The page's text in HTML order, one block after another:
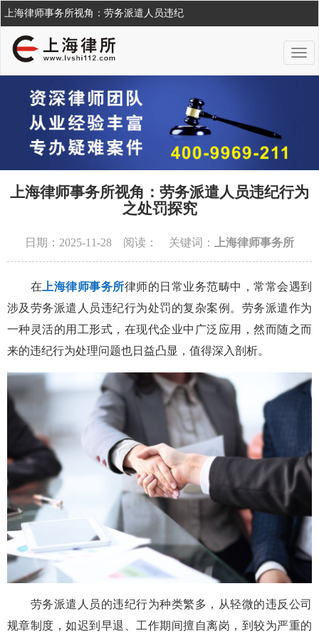
上海律师事务所视角：劳务派遣人员违纪
上海律师事务所视角：劳务派遣人员违纪行为
之处罚探究
日期：2025-11-28 阅读： 关键词： 上海律师事务所
在 上海律师事务所律师的日常业务范畴中，常常会遇到
涉及劳务派遣人员违纪行为处罚的复杂案例。劳务派遣作为
一种灵活的用工形式，在现代企业中广泛应用，然而随之而
来的违纪行为处理问题也日益凸显，值得深入剖析。
劳务派遣人员的违纪行为种类繁多，从轻微的违反公司
规章制度，如迟到早退、工作期间擅自离岗，到较为严重的